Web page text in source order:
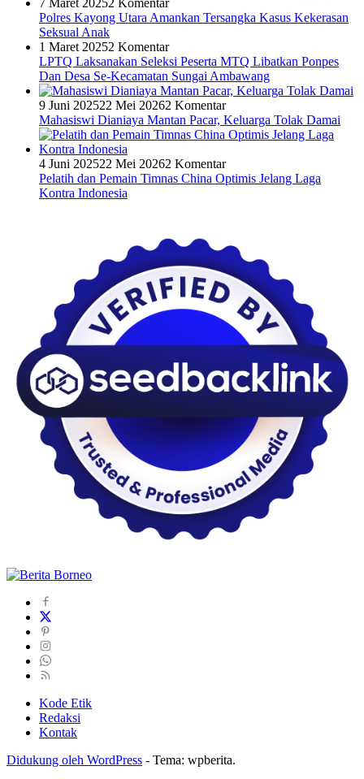
7 Maret 20252 Komentar
Polres Kayong Utara Amankan Tersangka Kasus Kekerasan
Seksual Anak
1 Maret 20252 Komentar
LPTQ Laksanakan Seleksi Peserta MTQ Libatkan Ponpes
Dan Desa Se-Kecamatan Sungai Ambawang
9 Juni 202522 Mei 20262 Komentar
Mahasiswi Dianiaya Mantan Pacar, Keluarga Tolak Damai
4 Juni 202522 Mei 20262 Komentar
Pelatih dan Pemain Timnas China Optimis Jelang Laga
Kontra Indonesia
Kode Etik
Redaksi
Kontak
Didukung oleh WordPress - Tema: wpberita.